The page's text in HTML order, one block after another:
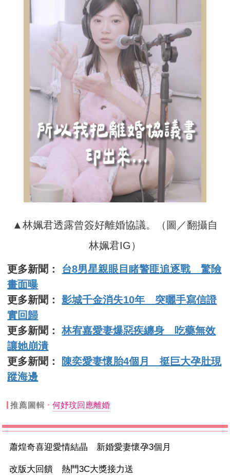
▲林姵君透露曾簽好離婚協議。（圖／翻攝自
林姵君IG）
更多新聞： 台8男星親眼目睹警匪追逐戰 驚險
畫面曝
更多新聞：影城千金消失10年 突曬手寫信證
實回歸
更多新聞：林宥嘉愛妻爆惡疾纏身 吃藥無效
讓她崩潰
更多新聞：
陳奕愛妻懷胎4個月 挺巨大孕肚現
蹤海邊
推薦圖輯 何妤玟回應離婚
蕭煌奇喜迎愛情結晶 新婚愛妻懷孕3個月
改版大回饋 熱門3C大獎接力送